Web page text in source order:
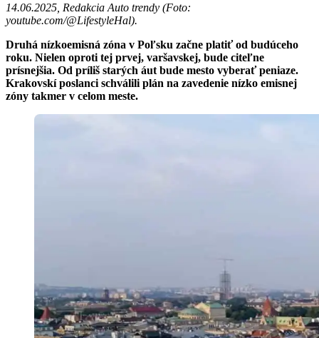
14.06.2025, Redakcia Auto trendy (Foto:
youtube.com/@LifestyleHal).
Druhá nízkoemisná zóna v Poľsku začne platiť od budúceho
roku. Nielen oproti tej prvej, varšavskej, bude citeľne
prísnejšia. Od príliš starých áut bude mesto vyberať peniaze.
Krakovskí poslanci schválili plán na zavedenie nízko emisnej
zóny takmer v celom meste.